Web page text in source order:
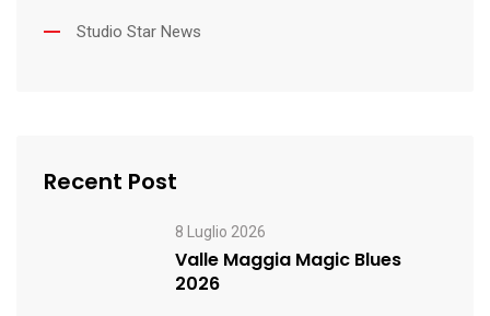
Studio Star News
Recent Post
8 Luglio 2026
Valle Maggia Magic Blues
2026